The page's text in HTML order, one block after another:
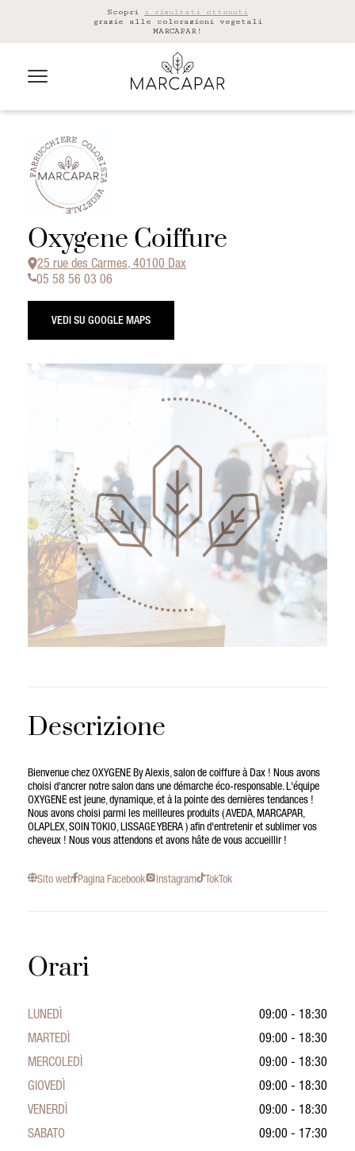
Scopri i risultati ottenuti
grazie alle colorazioni vegetali
MARCAPAR!
Oxygene Coiffure
25 rue des Carmes, 40100 Dax
05 58 56 03 06
VEDI SU GOOGLE MAPS
Descrizione
Bienvenue chez OXYGENE By Alexis, salon de coiffure à Dax ! Nous avons
choisi d'ancrer notre salon dans une démarche éco-responsable. L'équipe
OXYGENE est jeune, dynamique, et à la pointe des dernières tendances !
Nous avons choisi parmi les meilleures produits ( AVEDA, MARCAPAR,
OLAPLEX, SOIN TOKIO, LISSAGE YBERA ) afin d'entretenir et sublimer vos
cheveux ! Nous vous attendons et avons hâte de vous accueillir !
Sito web Pagina Facebook Instagram TokTok
Orari
LUNEDÌ
09:00 - 18:30
MARTEDÌ
09:00 - 18:30
MERCOLEDÌ
09:00 - 18:30
GIOVEDÌ
09:00 - 18:30
VENERDÌ
09:00 - 18:30
SABATO
09:00 - 17:30